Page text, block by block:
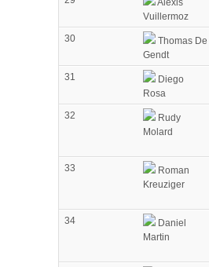
Alexis
Vuillermoz
30
Thomas De
Gendt
31
Diego
Rosa
32
Rudy
Molard
33
Roman
Kreuziger
34
Daniel
Martin